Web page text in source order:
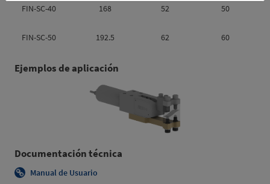
FIN-SC-40 168 52 50
FIN-SC-50 192.5 62 60
Ejemplos de aplicación
Documentación técnica
Manual de Usuario